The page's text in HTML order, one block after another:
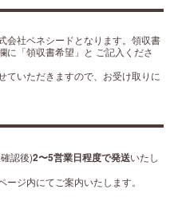
会社ベネシードとなります。領収書
に「領収書希望」と ご記入くださ
ていただきますので、お受け取りに
認後)2〜5営業日程度で発送いたし
ジ内にてご案内いたします。